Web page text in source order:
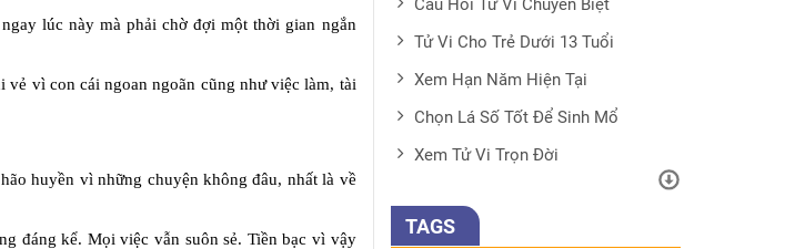
lúc này mà phải chờ đợi một thời gian ngắn
vì con cái ngoan ngoãn cũng như việc làm, tài
huyền vì những chuyện không đâu, nhất là về
đáng kể. Mọi việc vẫn suôn sẻ. Tiền bạc vì vậy
Câu Hỏi Tử Vi Chuyên Biệt
Tử Vi Cho Trẻ Dưới 13 Tuổi
Xem Hạn Năm Hiện Tại
Chọn Lá Số Tốt Để Sinh Mổ
Xem Tử Vi Trọn Đời
TAGS